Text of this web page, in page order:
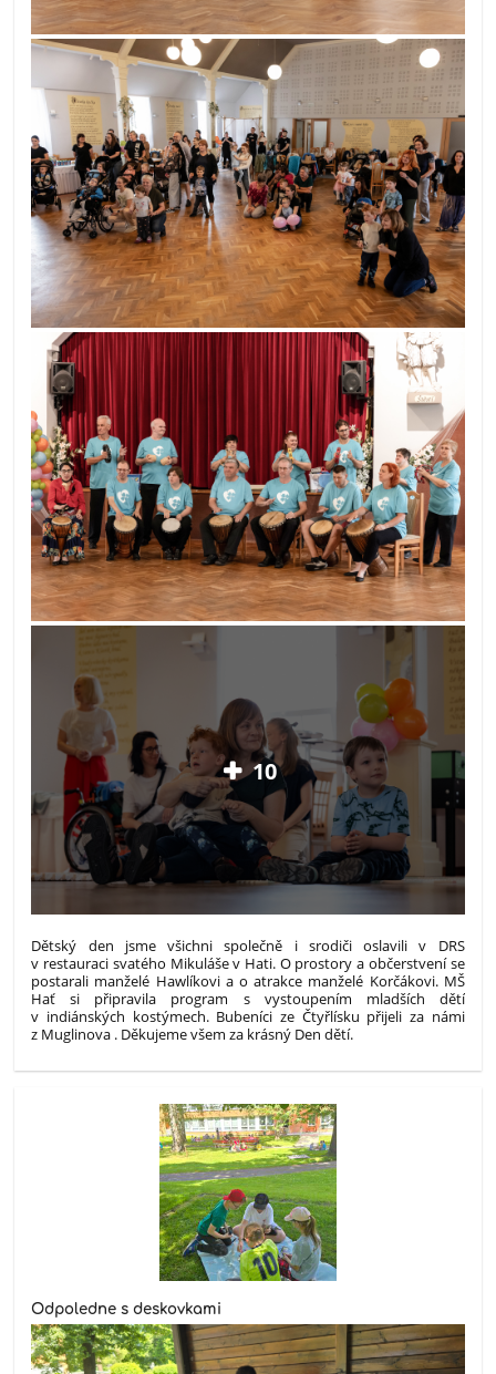
10
Dětský den jsme všichni společně i srodiči oslavili v DRS
v restauraci svatého Mikuláše v Hati. O prostory a občerstvení se
postarali manželé Hawlíkovi a o atrakce manželé Korčákovi. MŠ
Hať si připravila program s vystoupením mladších dětí
v indiánských kostýmech. Bubeníci ze Čtyřlísku přijeli za námi
z Muglinova . Děkujeme všem za krásný Den dětí.
Odpoledne s deskovkami